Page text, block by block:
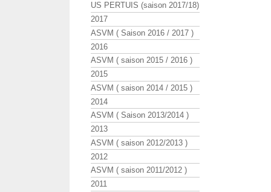
US PERTUIS (saison 2017/18)
2017
ASVM ( Saison 2016 / 2017 )
2016
ASVM ( saison 2015 / 2016 )
2015
ASVM ( saison 2014 / 2015 )
2014
ASVM ( Saison 2013/2014 )
2013
ASVM ( saison 2012/2013 )
2012
ASVM ( saison 2011/2012 )
2011